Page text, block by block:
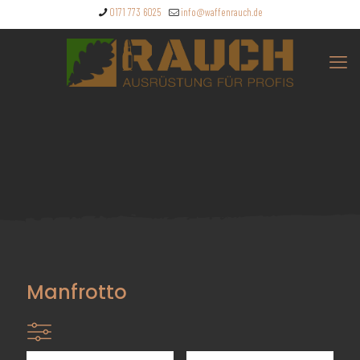
0171 773 6025 info@waffenrauch.de
Manfrotto